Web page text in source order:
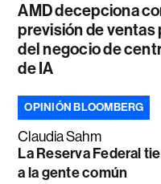
AMD decepciona
previsión de ventas
del negocio de
de IA
OPINIÓN BLOOMBERG
Claudia Sahm
La Reserva Federal
a la gente común